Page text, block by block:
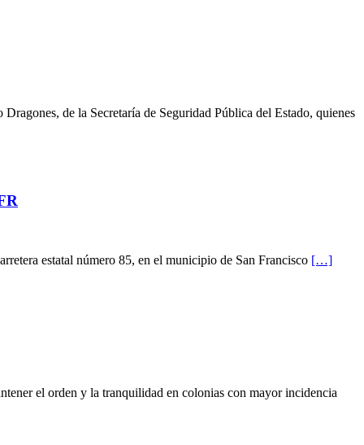
de la Secretaría de Seguridad Pública del Estado, quienes
estatal número 85, en el municipio de San Francisco […]
el orden y la tranquilidad en colonias con mayor incidencia